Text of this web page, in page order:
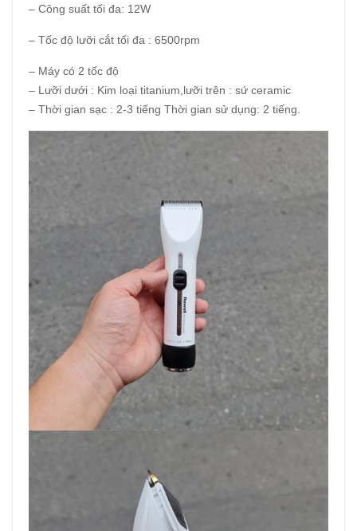
– Công suất tối đa: 12W
– Tốc độ lưỡi cắt tối đa : 6500rpm
– Máy có 2 tốc độ
– Lưỡi dưới : Kim loại titanium,lưỡi trên : sứ ceramic
– Thời gian sạc : 2-3 tiếng Thời gian sử dụng: 2 tiếng.